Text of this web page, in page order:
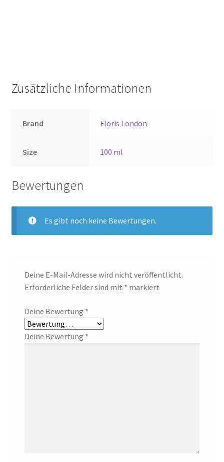
Zusätzliche Informationen
Brand Floris London
Size 100 ml
Bewertungen
Es gibt noch keine Bewertungen.
Deine E-Mail-Adresse wird nicht veröffentlicht.
Erforderliche Felder sind mit * markiert
Deine Bewertung *
Deine Bewertung *